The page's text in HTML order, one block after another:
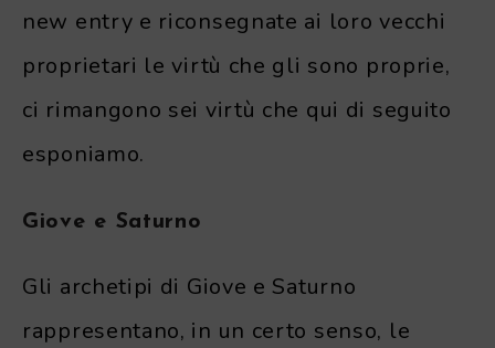
new entry e riconsegnate ai loro vecchi
proprietari le virtù che gli sono proprie,
ci rimangono sei virtù che qui di seguito
esponiamo.
Giove e Saturno
Gli archetipi di Giove e Saturno
rappresentano, in un certo senso, le